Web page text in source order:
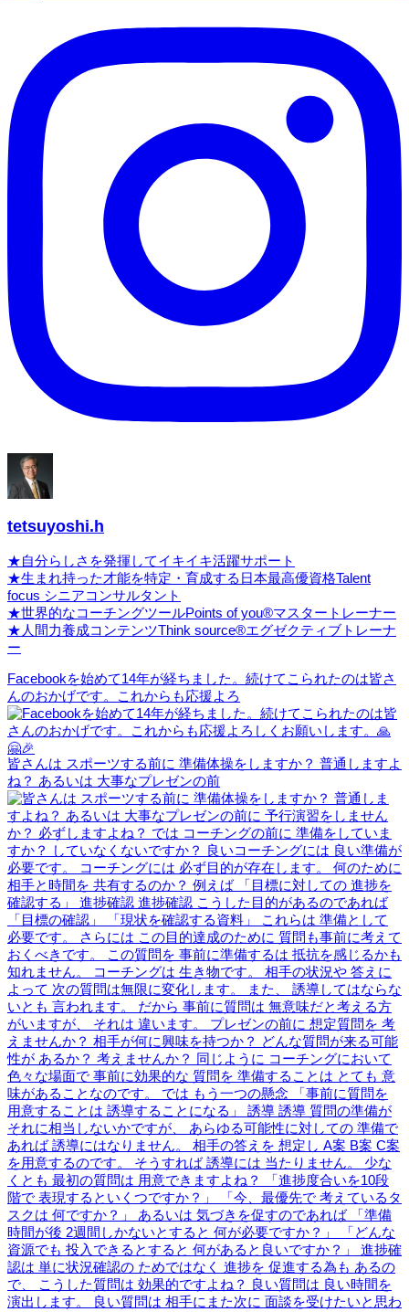
tetsuyoshi.h
★自分らしさを発揮してイキイキ活躍サポート
★生まれ持った才能を特定・育成する日本最高優資格Talent
focus シニアコンサルタント
★世界的なコーチングツールPoints of you®マスタートレーナー
★人間力養成コンテンツThink source®エグゼクティブトレーナ
ー
Facebookを始めて14年が経ちました。続けてこられたのは皆さ
んのおかげです。これからも応援よろ
皆さんは スポーツする前に 準備体操をしますか？ 普通しますよ
ね？ あるいは 大事なプレゼンの前